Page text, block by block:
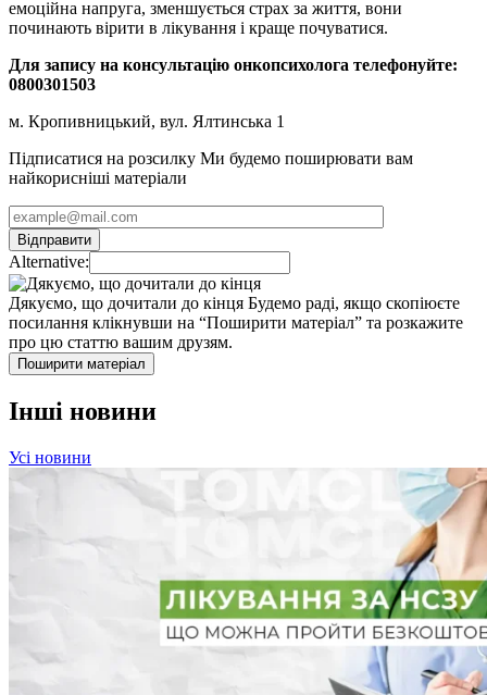
емоційна напруга, зменшується страх за життя, вони
починають вірити в лікування і краще почуватися.
Для запису на консультацію онкопсихолога телефонуйте:
0800301503
м. Кропивницький, вул. Ялтинська 1
Підписатися на розсилку Ми будемо поширювати вам
найкорисніші матеріали
Alternative:
Дякуємо, що дочитали до кінця Будемо раді, якщо скопіюєте
посилання клікнувши на “Поширити матеріал” та розкажите
про цю статтю вашим друзям.
Поширити матеріал
Інші новини
Усі новини